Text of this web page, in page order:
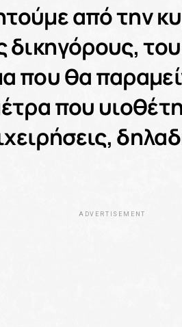
από την
δικηγόρους,
που θα
που
ADVERTISEMENT